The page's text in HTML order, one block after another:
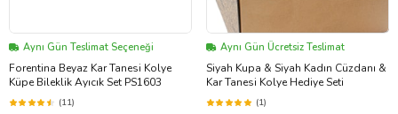
Aynı Gün Teslimat Seçeneği
Forentina Beyaz Kar Tanesi Kolye
Küpe Bileklik Ayıcık Set PS1603
(11)
Aynı Gün Ücretsiz Teslimat
Siyah Kupa & Siyah Kadın Cüzdanı &
Kar Tanesi Kolye Hediye Seti
(1)